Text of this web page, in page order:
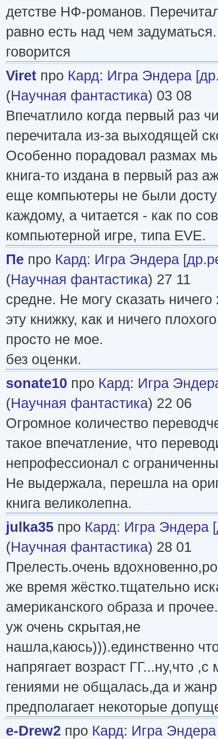
детстве НФ-романов.
равно есть над чем
говорится
Viret про Кард: Игра Эндера
(Научная фантастика) 03 08
Впечатлило когда первый раз
перечитала из-за выходящей
Особенно порадовал размах
книга-то издана в первый раз
еще компьютеры не были
каждому, а читается - как по
компьютерной игре, типа EVE.
Пе про Кард: Игра Эндера
(Научная фантастика) 27 11
средне. Не могу сказать
эту книжку, как и ничего
просто не мое.
без оценки.
sonate10 про Кард: Игра
(Научная фантастика) 22 06
Огромное количество
такое впечатление, что
непрофессионал с
Не выдержала, перешла на
книга великолепна.
julka35 про Кард: Игра Эндера
(Научная фантастика) 28 01
Прелесть.очень
же время жёстко.тщательно
американского образа и
уж очень скрытая,не
нашла,каюсь))).единственно
напрягает возраст ГГ...ну,что
гениями не общалась,да и
предполагает некоторые
e-Drew2 про Кард: Игра